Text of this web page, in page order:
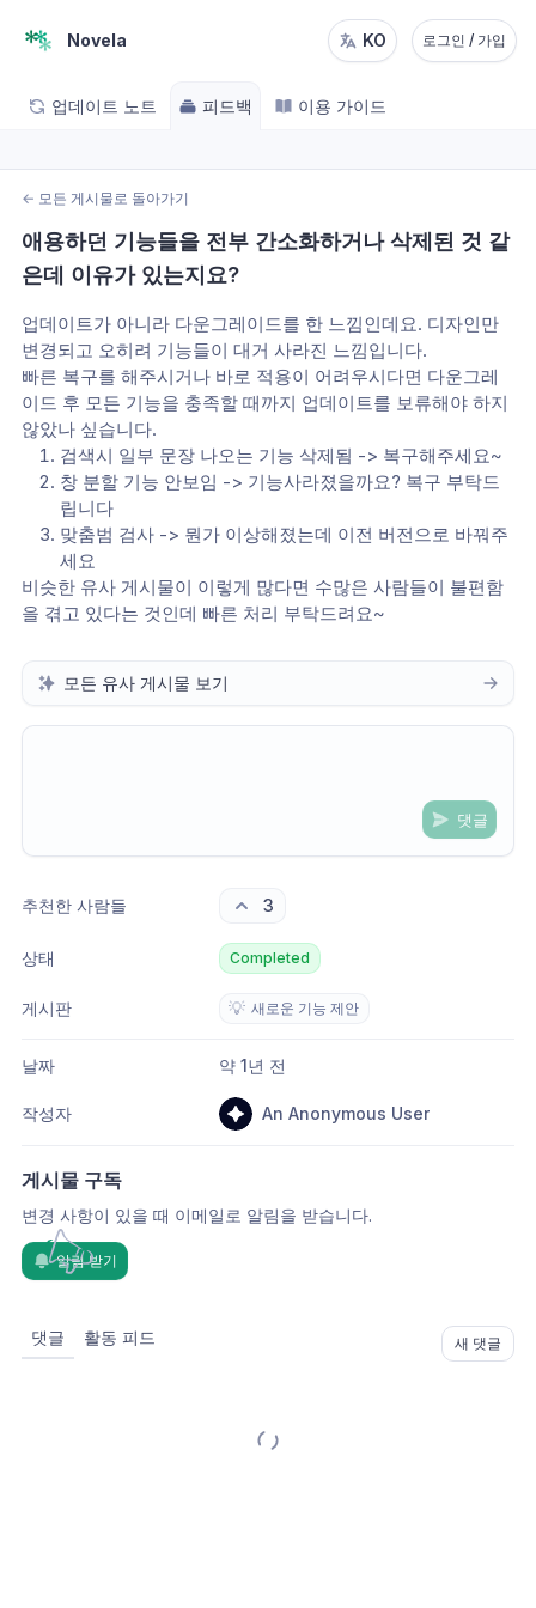
Novela KO 로그인 / 가입
업데이트 노트 피드백 이용 가이드
← 모든 게시물로 돌아가기
애용하던 기능들을 전부 간소화하거나 삭제된 것 같
은데 이유가 있는지요?
업데이트가 아니라 다운그레이드를 한 느낌인데요. 디자인만
변경되고 오히려 기능들이 대거 사라진 느낌입니다.
빠른 복구를 해주시거나 바로 적용이 어려우시다면 다운그레
이드 후 모든 기능을 충족할 때까지 업데이트를 보류해야 하지
않았나 싶습니다.
검색시 일부 문장 나오는 기능 삭제됨 -> 복구해주세요~
창 분할 기능 안보임 -> 기능사라졌을까요? 복구 부탁드
립니다
맞춤범 검사 -> 뭔가 이상해졌는데 이전 버전으로 바꿔주
세요
비슷한 유사 게시물이 이렇게 많다면 수많은 사람들이 불편함
을 겪고 있다는 것인데 빠른 처리 부탁드려요~
모든 유사 게시물 보기
댓글
추천한 사람들 3
상태 Completed
게시판 💡 새로운 기능 제안
날짜 약 1년 전
작성자 An Anonymous User
게시물 구독
변경 사항이 있을 때 이메일로 알림을 받습니다.
알림 받기
댓글 활동 피드 새 댓글